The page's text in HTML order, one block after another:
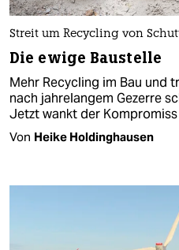
Streit um Recycling von
Die ewige Baustelle
Mehr Recycling im Bau und
nach jahrelangem Gezerre
Jetzt wankt der
Von Heike Holdinghausen